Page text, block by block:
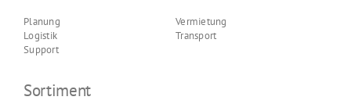
Planung
Logistik
Support
Vermietung
Transport
Sortiment